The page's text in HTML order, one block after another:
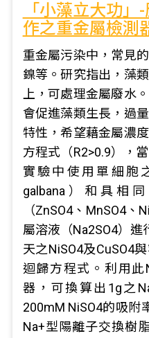
「小藻立大功
作之重金屬檢測
重金屬污染中，常見
鎳等。研究指出，藻
上，可處理金屬廢水
會促進藻類生長，過
特性，希望藉金屬濃
方程式（R2>0.9），
實驗中使用單細胞
galbana）和具相
（ZnSO4、MnSO4、
屬溶液（Na2SO4）
天之NiSO4及CuSO4
迴歸方程式。利用此
器，可換算出1g之
200mM NiSO4的吸附
Na+型陽離子交換樹